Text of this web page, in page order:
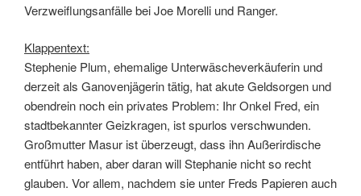
Verzweiflungsanfälle bei Joe Morelli und Ranger.
Klappentext:
Stephenie Plum, ehemalige Unterwäscheverkäuferin und
derzeit als Ganovenjägerin tätig, hat akute Geldsorgen und
obendrein noch ein privates Problem: Ihr Onkel Fred, ein
stadtbekannter Geizkragen, ist spurlos verschwunden.
Großmutter Masur ist überzeugt, dass ihn Außerirdische
entführt haben, aber daran will Stephanie nicht so recht
glauben. Vor allem, nachdem sie unter Freds Papieren auch